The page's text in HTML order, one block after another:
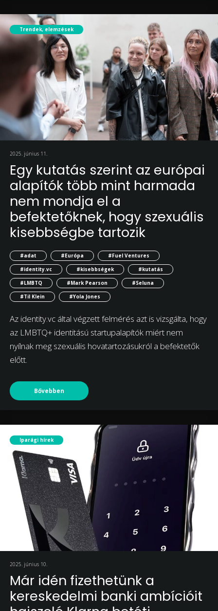
Trendek, elemzések
2025. június 11.
Egy kutatás szerint az európai
alapítók több mint harmada
nem mondja el a
befektetőknek, hogy szexuális
kisebbségbe tartozik
#adat #Európa
#Fuel Ventures
#identity.vc
#kisebbségek
#kutatás
#LMBTQ
#Mark Pearson
#Seluna
#Til Klein
#Yola Jones
Az identity.vc által végzett felmérés azt is vizsgálta, hogy
az LMBTQ+ identitású startupalapítók miért nem
nyílnak meg szexuális hovatartozásukról a befektetők
előtt.
Bővebben
Iparági hírek
2025. június 10.
Már idén fizethetünk a
kereskedelmi banki ambícióit